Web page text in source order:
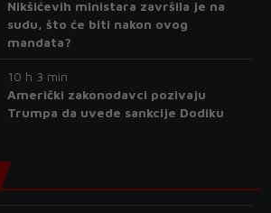
Nikšićevih ministara završila je na
sudu, što će biti nakon ovog
mandata?
10 h 3 min
Američki zakonodavci pozivaju
Trumpa da uvede sankcije Dodiku